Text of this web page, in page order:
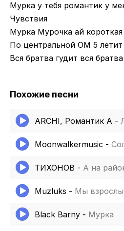
Мурка у тебя романтик у
Чувствия
Мурка Мурочка ай
По центральной ОМ 5 летит
Вся братва гудит вся
Похожие песни
ARCHI, Романтик А -
Moonwalkermusic -
ТИХОНОВ - А на
Muzluks - Мы
Black Barny - Мурка